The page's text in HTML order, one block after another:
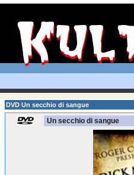
DVD Un secchio di sangue
Un secchio di sangue